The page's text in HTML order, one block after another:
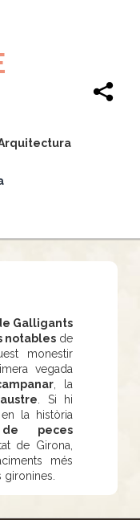
Galligants
notables de
monestir
vegada
, la
. Si hi
la història
de peces
de Girona,
més